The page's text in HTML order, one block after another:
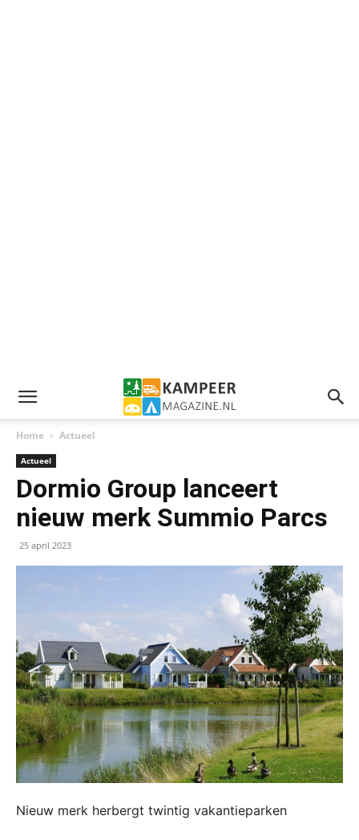
Home Actueel
Actueel
Dormio Group lanceert
nieuw merk Summio Parcs
25 april 2023
Nieuw merk herbergt twintig vakantieparken